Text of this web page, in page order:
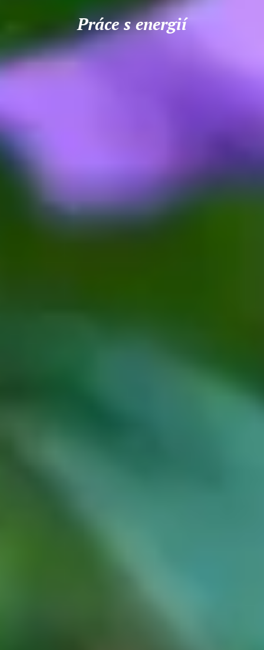
Práce s energií